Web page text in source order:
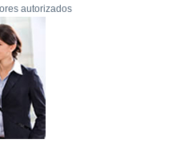
autorizados